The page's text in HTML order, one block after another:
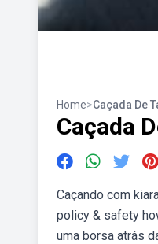
Home>Caçada De
Caçada
Caçando com
policy & safety
uma borsa atrás